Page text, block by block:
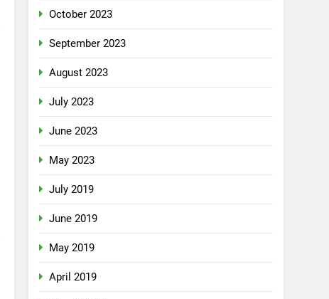
October 2023
September 2023
August 2023
July 2023
June 2023
May 2023
July 2019
June 2019
May 2019
April 2019